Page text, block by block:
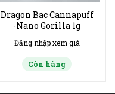
Dragon Bac Cannapuff
-Nano Gorilla 1g
Đăng nhập xem giá
Còn hàng